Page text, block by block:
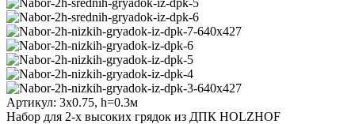
Артикул: 3х0.75, h=0.3м
Набор для 2-х высоких грядок из ДПК HOLZHOF